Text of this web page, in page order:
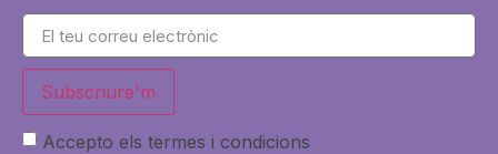
Subscriure'm
Accepto els termes i condicions